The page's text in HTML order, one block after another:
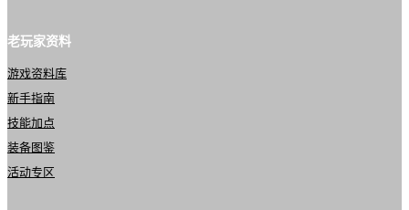
老玩家资料
游戏资料库
新手指南
技能加点
装备图鉴
活动专区